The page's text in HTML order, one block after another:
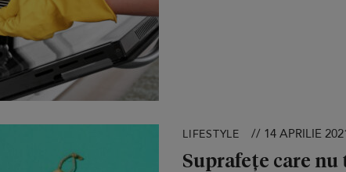
LIFESTYLE // 14 APRILIE
Suprafețe care